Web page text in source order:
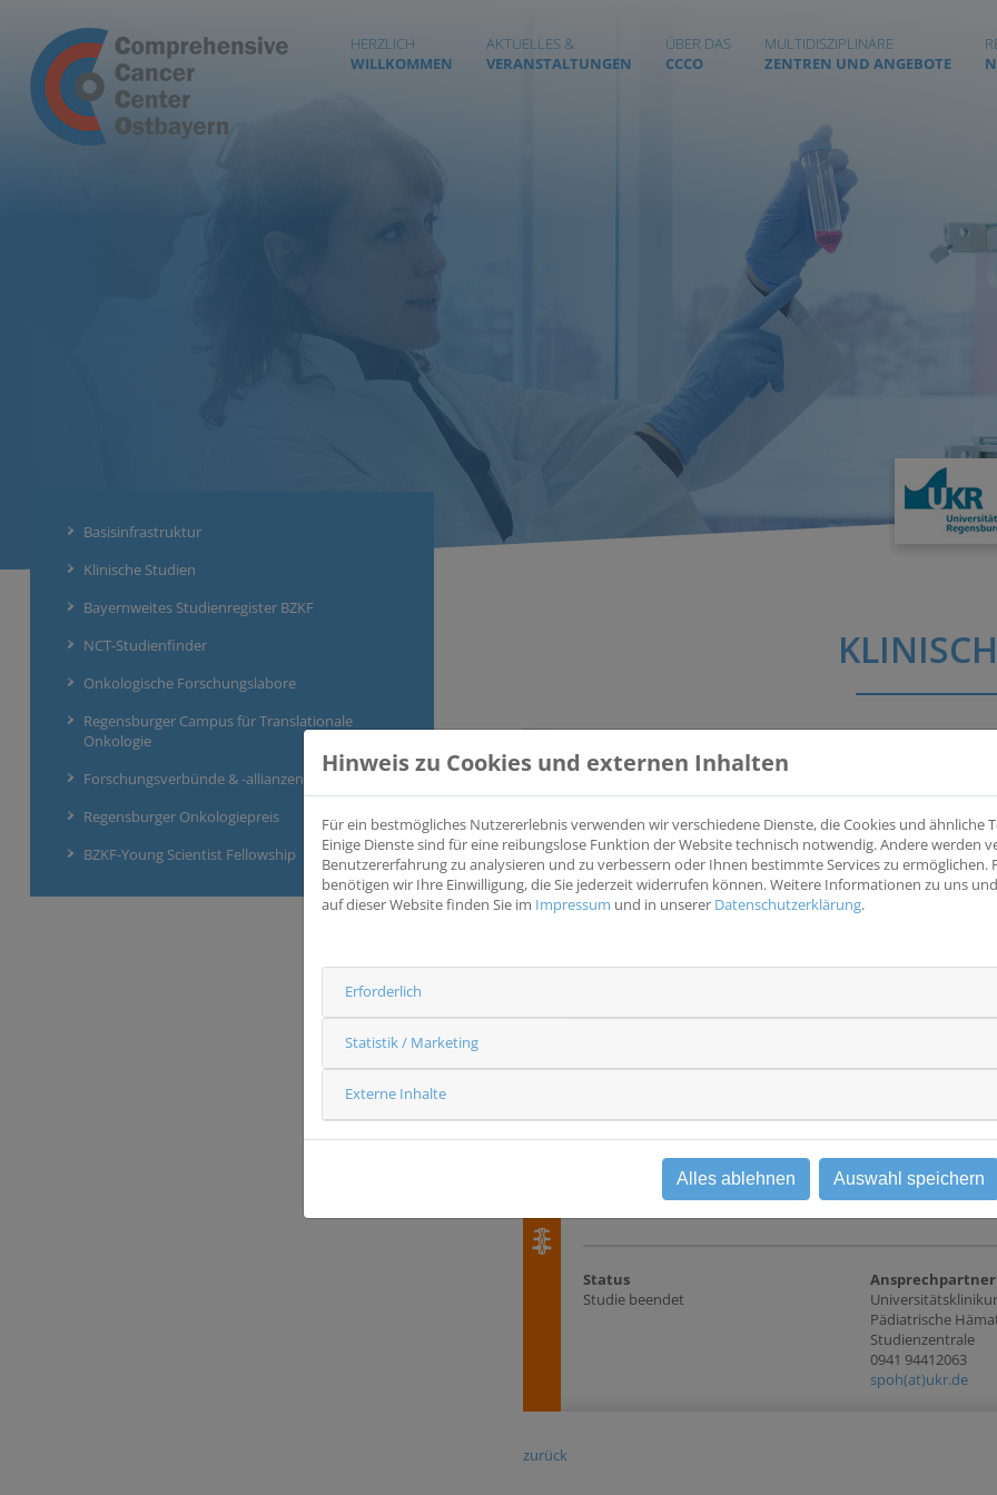
HERZLICH
WILLKOMMEN
AKTUELLES &
VERANSTALTUNGEN
ÜBER DAS
CCCO
MULTIDISZIPLINÄRE
ZENTREN UND ANGEBOTE
Basisinfrastruktur
Klinische Studien
Bayernweites Studienregister BZKF
NCT-Studienfinder
Onkologische Forschungslabore
Regensburger Campus für Translationale
Onkologie
Forschungsverbünde & -allianzen
Regensburger Onkologiepreis
BZKF-Young Scientist Fellowship
Multinationales multizentrisches Register für Kinder,
progredienten oder rezidivierten Medulloblastomen,
(ZNS-PNETs) und Ependymomen
(HIT-Rez Register)
Register für Kinder, Jugendliche und junge Erwachsene mit
aufgetretenen Tumoren des zentralen Nervensystems oder
Gehirn und Rückenmark (ZNS)
Beobachtungsstudie
- Histologisch
(MRT/CT)
genannten
studieneigenen
Aufklärung und
teilnehmenden
Status
Studie beendet
Pädiatrische
Studienzentrale
0941 94412063
spoh(at)ukr.de
zurück
Hinweis zu Cookies und externen Inhalten
Für ein bestmögliches Nutzererlebnis verwenden wir verschiedene Dienste, die Cookies und ähnliche
Einige Dienste sind für eine reibungslose Funktion der Website technisch notwendig. Andere werden
Benutzererfahrung zu analysieren und zu verbessern oder Ihnen bestimmte Services zu ermöglichen.
benötigen wir Ihre Einwilligung, die Sie jederzeit widerrufen können. Weitere Informationen zu uns
auf dieser Website finden Sie im Impressum und in unserer Datenschutzerklärung.
Erforderlich
Statistik / Marketing
Externe Inhalte
Alles ablehnen Auswahl speichern